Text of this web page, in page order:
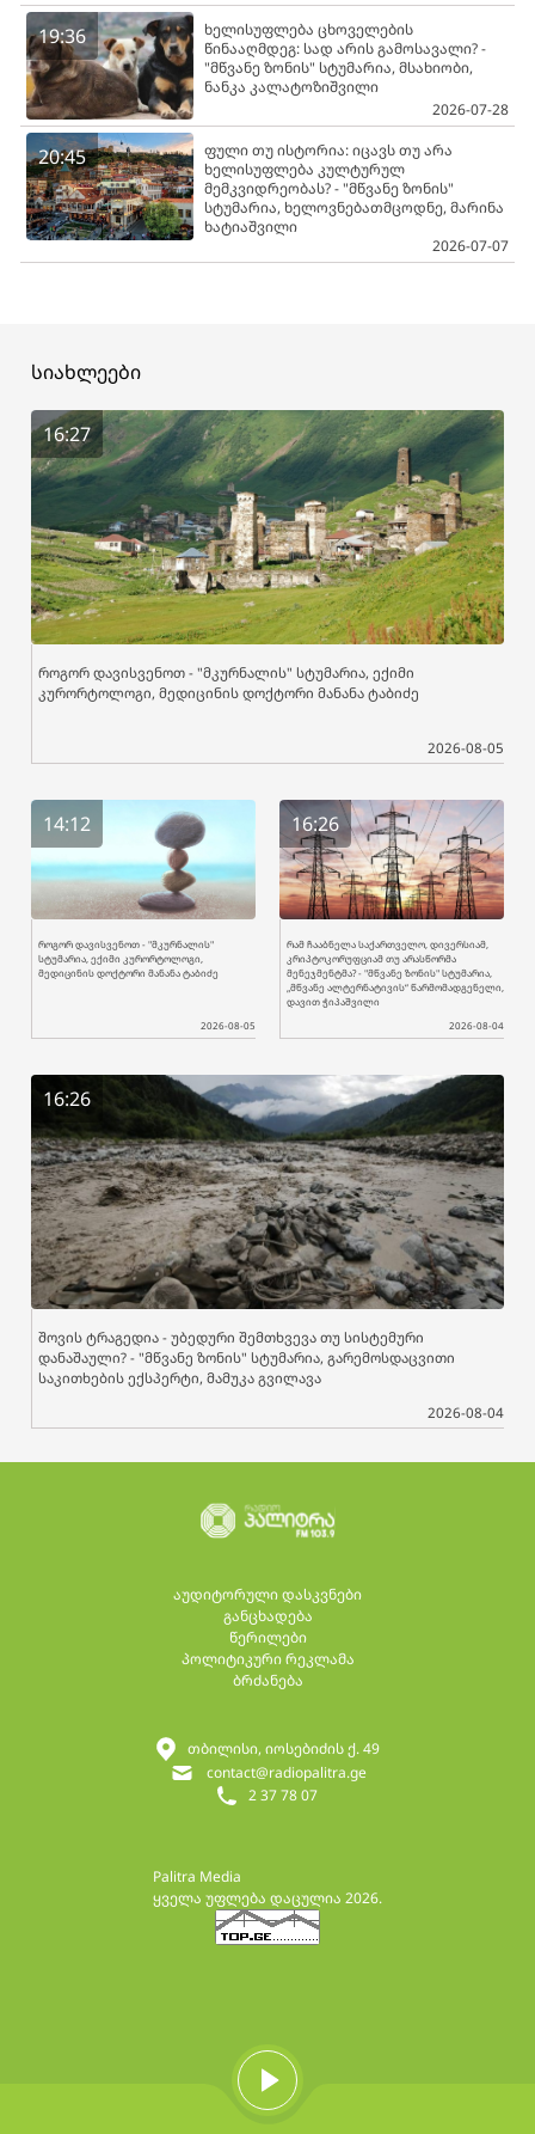
19:36
ხელისუფლება ცხოველების
წინააღმდეგ: სად არის გამოსავალი? -
"მწვანე ზონის" სტუმარია, მსახიობი,
ნანკა კალატოზიშვილი
2026-07-28
20:45
ფული თუ ისტორია: იცავს თუ არა
ხელისუფლება კულტურულ
მემკვიდრეობას? - "მწვანე ზონის"
სტუმარია, ხელოვნებათმცოდნე, მარინა
ხატიაშვილი
2026-07-07
სიახლეები
16:27
როგორ დავისვენოთ - "მკურნალის" სტუმარია, ექიმი
კურორტოლოგი, მედიცინის დოქტორი მანანა ტაბიძე
2026-08-05
14:12
როგორ დავისვენოთ - "მკურნალის"
სტუმარია, ექიმი კურორტოლოგი,
მედიცინის დოქტორი მანანა ტაბიძე
2026-08-05
16:26
რამ ჩააბნელა საქართველო, დივერსიამ,
კრიპტოკორუფციამ თუ არასწორმა
მენეჯმენტმა? - "მწვანე ზონის" სტუმარია,
„მწვანე ალტერნატივის“ წარმომადგენელი,
დავით ჭიპაშვილი
2026-08-04
16:26
შოვის ტრაგედია - უბედური შემთხვევა თუ სისტემური
დანაშაული? - "მწვანე ზონის" სტუმარია, გარემოსდაცვითი
საკითხების ექსპერტი, მამუკა გვილავა
2026-08-04
აუდიტორული დასკვნები
განცხადება
წერილები
პოლიტიკური რეკლამა
ბრძანება
Palitra Media
ყველა უფლება დაცულია 2026.
2 37 78 07
contact@radiopalitra.ge
თბილისი, იოსებიძის ქ. 49